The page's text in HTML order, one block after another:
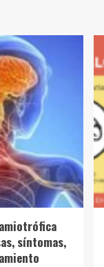
síntomas,